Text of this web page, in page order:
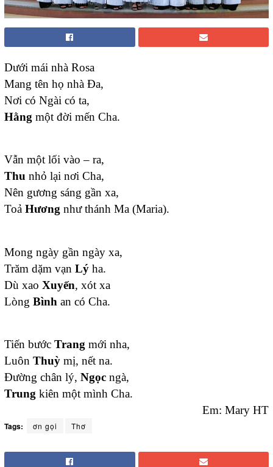
Dưới mái nhà Rosa
Mang tên họ nhà Đa,
Nơi có Ngài có ta,
Hằng một đời mến Cha.
Vẫn một lối vào – ra,
Thu nhỏ lại nơi Cha,
Nên gương sáng gần xa,
Toả Hương như thánh Ma (Maria).
Mong ngày gần ngày xa,
Trăm dặm vạn Lý ha.
Dù xao Xuyến, xót xa
Lòng Bình an có Cha.
Tiến bước Trang mới nha,
Luôn Thuỳ mị, nết na.
Đường chân lý, Ngọc ngà,
Trung kiên một mình Cha.
Em: Mary HT
Tags: ơn gọi Thơ